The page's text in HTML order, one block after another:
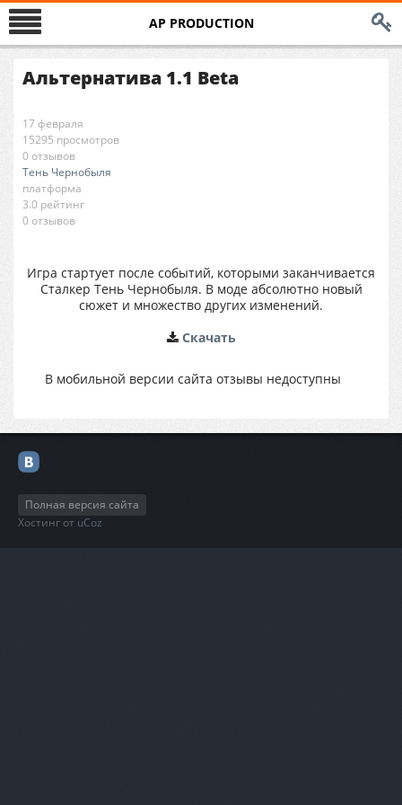
AP PRODUCTION
Альтернатива 1.1 Beta
17 февраля
15295 просмотров
0 отзывов
Тень Чернобыля
платформа
3.0 рейтинг
0 отзывов
Игра стартует после событий, которыми заканчивается
Сталкер Тень Чернобыля. В моде абсолютно новый
сюжет и множество других изменений.
Cкачать
В мобильной версии сайта отзывы недоступны
Полная версия сайта
Хостинг от uCoz